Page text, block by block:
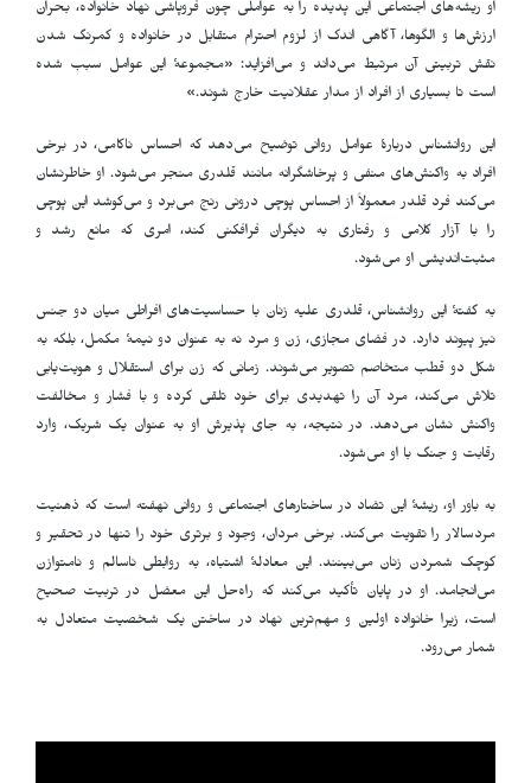
او ریشه‌های اجتماعی این پدیده را به عواملی چون فروپاشی نهاد خانواده، بحران
ارزش‌ها و الگوها، آگاهی اندک از لزوم احترام متقابل در خانواده و کمرنگ شدن
نقش تربیتی آن مرتبط می‌داند و می‌افزاید: «مجموعهٔ این عوامل سبب شده
است تا بسیاری از افراد از مدار عقلانیت خارج شوند.»
این روانشناس دربارهٔ عوامل روانی توضیح می‌دهد که احساس ناکامی، در برخی
افراد به واکنش‌های منفی و پرخاشگرانه مانند قلدری منجر می‌شود. او خاطرنشان
می‌کند فرد قلدر معمولاً از احساس پوچی درونی رنج می‌برد و می‌کوشد این پوچی
را با آزار کلامی و رفتاری به دیگران فرافکنی کند، امری که مانع رشد و
مثبت‌اندیشی او می‌شود.
به گفتهٔ این روانشناس، قلدری علیه زنان با حساسیت‌های افراطی میان دو جنس
نیز پیوند دارد. در فضای مجازی، زن و مرد نه به عنوان دو نیمهٔ مکمل، بلکه به
شکل دو قطب متخاصم تصویر می‌شوند. زمانی که زن برای استقلال و هویت‌یابی
تلاش می‌کند، مرد آن را تهدیدی برای خود تلقی کرده و با فشار و مخالفت
واکنش نشان می‌دهد. در نتیجه، به جای پذیرش او به عنوان یک شریک، وارد
رقابت و جنگ با او می‌شود.
به باور او، ریشهٔ این تضاد در ساختارهای اجتماعی و روانی نهفته است که ذهنیت
مردسالار را تقویت می‌کند. برخی مردان، وجود و برتری خود را تنها در تحقیر و
کوچک شمردن زنان می‌بینند. این معادلهٔ اشتباه، به روابطی ناسالم و نامتوازن
می‌انجامد. او در پایان تأکید می‌کند که راه‌حل این معضل در تربیت صحیح
است، زیرا خانواده اولین و مهم‌ترین نهاد در ساختن یک شخصیت متعادل به
شمار می‌رود.